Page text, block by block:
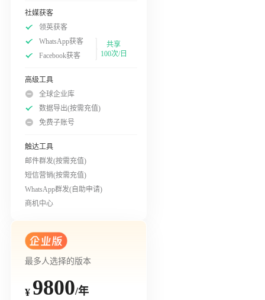
社媒获客
领英获客
WhatsApp获客
Facebook获客
共享
100次/日
高级工具
全球企业库
数据导出(按需充值)
免费子账号
触达工具
邮件群发(按需充值)
短信营销(按需充值)
WhatsApp群发(自助申请)
商机中心
最多人选择的版本
¥ 9800/年